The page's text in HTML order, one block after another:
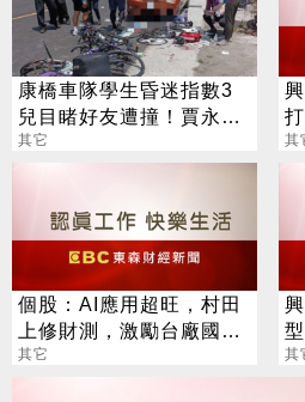
康橋車隊學生昏迷指數3
兒目睹好友遭撞！賈永
婕：好心痛
其它 其
個股：AI應用超旺，村田
上修財測，激勵台廠國巨
*、華新科等股價歡慶亮燈
其它 其